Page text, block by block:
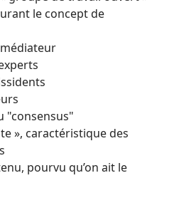
le concept de
"consensus"
», caractéristique des
pourvu qu’on ait le